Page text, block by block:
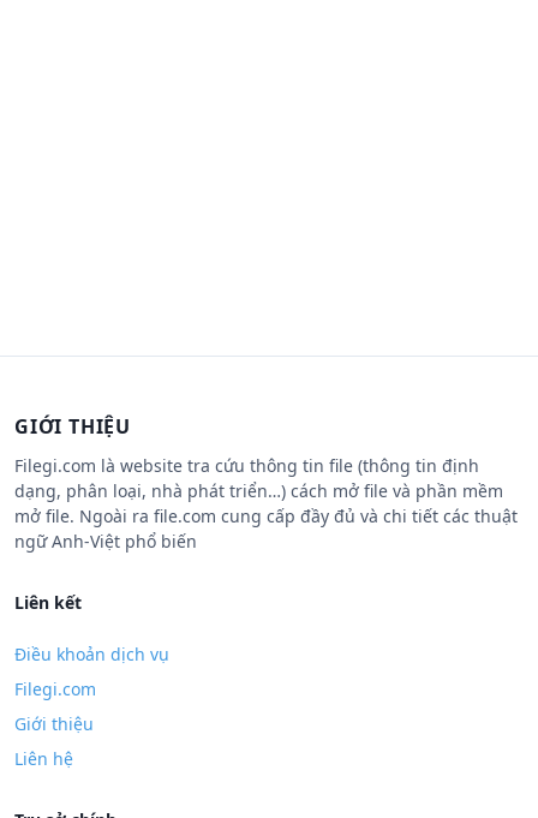
GIỚI THIỆU
Filegi.com là website tra cứu thông tin file (thông tin định
dạng, phân loại, nhà phát triển…) cách mở file và phần mềm
mở file. Ngoài ra file.com cung cấp đầy đủ và chi tiết các thuật
ngữ Anh-Việt phổ biến
Liên kết
Điều khoản dịch vụ
Filegi.com
Giới thiệu
Liên hệ